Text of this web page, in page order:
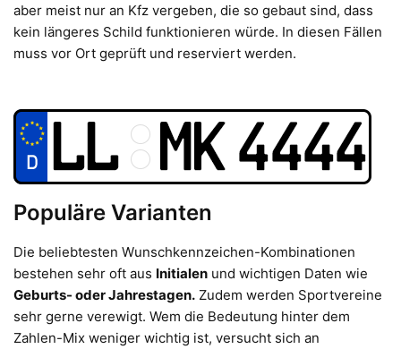
aber meist nur an Kfz vergeben, die so gebaut sind, dass
kein längeres Schild funktionieren würde. In diesen Fällen
muss vor Ort geprüft und reserviert werden.
Populäre Varianten
Die beliebtesten Wunschkennzeichen-Kombinationen
bestehen sehr oft aus Initialen und wichtigen Daten wie
Geburts- oder Jahrestagen. Zudem werden Sportvereine
sehr gerne verewigt. Wem die Bedeutung hinter dem
Zahlen-Mix weniger wichtig ist, versucht sich an